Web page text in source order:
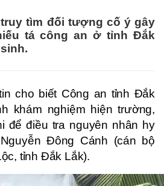
tìm đối tượng cố ý gây
tá công an ở tỉnh Đắk
cho biết Công an tỉnh Đắk
khám nghiệm hiện trường,
để điều tra nguyên nhân hy
Đông Cánh (cán bộ
tỉnh Đắk Lắk).